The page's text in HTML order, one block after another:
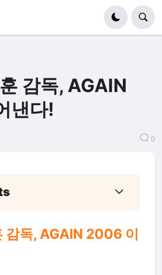
감독, AGAIN
낸다!
0
감독, AGAIN 2006 이